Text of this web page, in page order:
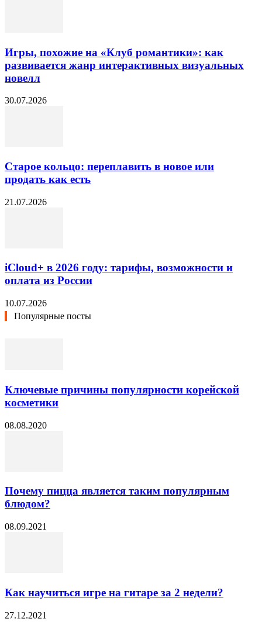
Игры, похожие на «Клуб романтики»: как
развивается жанр интерактивных визуальных
новелл
30.07.2026
Старое кольцо: переплавить в новое или
продать как есть
21.07.2026
iCloud+ в 2026 году: тарифы, возможности и
оплата из России
10.07.2026
Популярные посты
Ключевые причины популярности корейской
косметики
08.08.2020
Почему пицца является таким популярным
блюдом?
08.09.2021
Как научиться игре на гитаре за 2 недели?
27.12.2021